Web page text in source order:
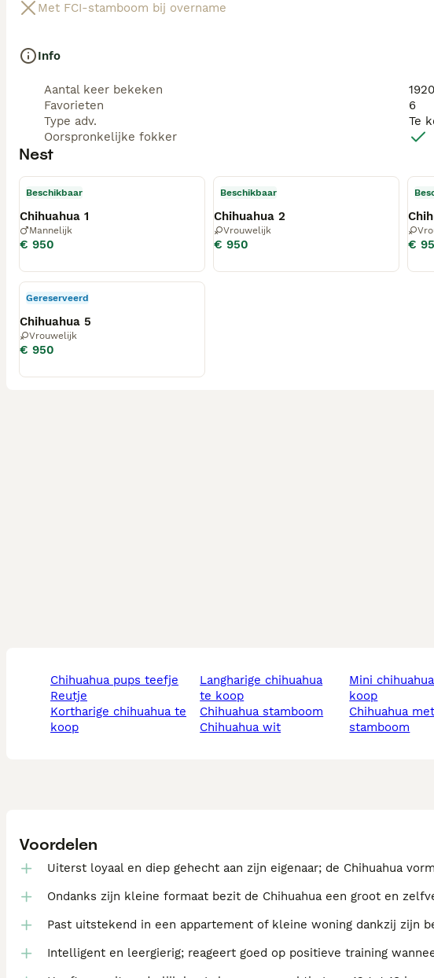
Met FCI-stamboom bij overname
Info
Aantal keer bekeken
1920
Favorieten
6
Type adv.
Te
Oorspronkelijke fokker
Nest
Beschikbaar
Chihuahua 1
Mannelijk
€ 950
Beschikbaar
Chihuahua 2
Vrouwelijk
€ 950 €
Gereserveerd
Chihuahua 5
Vrouwelijk
€ 950
chihuahua pups teefje
reutje
kortharige chihuahua te
koop
langharige chihuahua
te koop
chihuahua stamboom
chihuahua wit
mini chihuahua pups te
koop
chihuahua met
stamboom
Voordelen
Uiterst loyaal en diep gehecht aan zijn eigenaar; de Chihuahua
Ondanks zijn kleine formaat bezit de Chihuahua een groot en
Past uitstekend in een appartement of kleine woning dankzij zijn
Intelligent en leergierig; reageert goed op positieve training